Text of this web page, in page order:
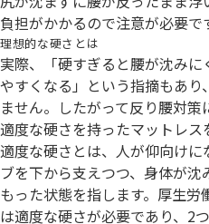
負担がかかるので注意が必要で
理想的な硬さとは
実際、「硬すぎると腰が沈み
やすくなる」という指摘もあ
ません。したがって反り腰対策
適度な硬さを持ったマットレス
適度な硬さとは、人が仰向け
ブを下から支えつつ、身体が
もった状態を指します。厚生
は適度な硬さが必要であり、2